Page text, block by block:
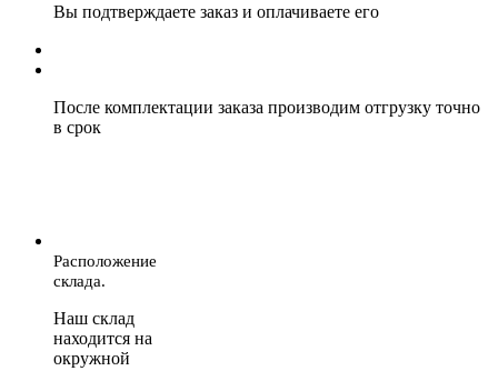
Вы подтверждаете заказ и оплачиваете его
После комплектации заказа производим отгрузку точно
в срок
Расположение
склада.
Наш склад
находится на
окружной